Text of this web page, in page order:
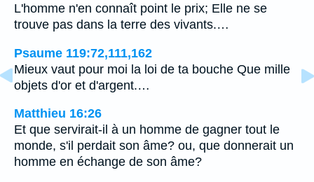
L'homme n'en connaît point le prix; Elle ne se
trouve pas dans la terre des vivants.…
Psaume 119:72,111,162
Mieux vaut pour moi la loi de ta bouche Que mille
objets d'or et d'argent.…
Matthieu 16:26
Et que servirait-il à un homme de gagner tout le
monde, s'il perdait son âme? ou, que donnerait un
homme en échange de son âme?